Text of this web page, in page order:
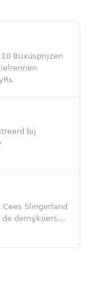
Buxusprijzen
bij
Slingerland
de dernykoers…